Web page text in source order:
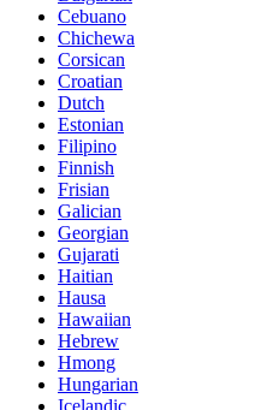
Cebuano
Chichewa
Corsican
Croatian
Dutch
Estonian
Filipino
Finnish
Frisian
Galician
Georgian
Gujarati
Haitian
Hausa
Hawaiian
Hebrew
Hmong
Hungarian